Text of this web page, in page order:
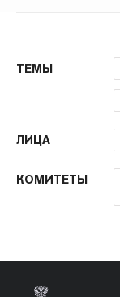
ТЕМЫ
ЛИЦА
КОМИТЕТЫ